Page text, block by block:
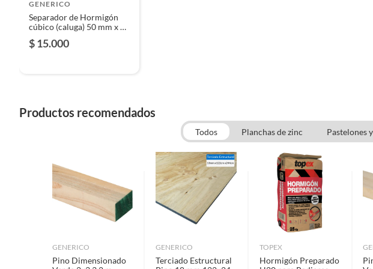
remanufacturados o con alguna deficiencia, que sean comprados en esa condición a un
Alimentos, bebidas, medicamentos, suplementos alimenticios, vitaminas, entre otros
Pinturas de un color a solicitud.
GENERICO
Separador de Hormigón
cúbico (caluga) 50 mm x 50
$ 15.000
Productos recomendados
Todos Planchas de zinc Pastelones
GENERICO
Pino Dimensionado
GENERICO
Terciado Estructural
TOPEX
Hormigón Preparado